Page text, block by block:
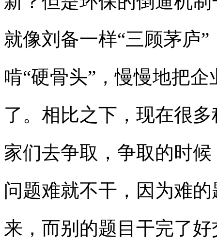
就像刘备一样“三顾茅庐
啃“硬骨头”，慢慢地把
了。相比之下，现在很
家们去争取，争取的时
问题难就不干，因为难
来，而别的题目干完了